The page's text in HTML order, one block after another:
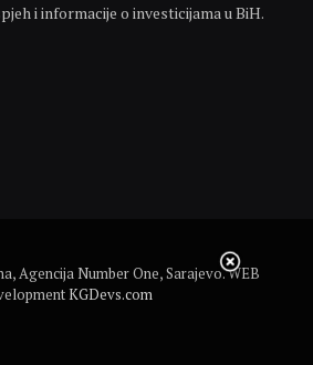
i informacije o investicijama u BiH.
Agencija Number One, Sarajevo. WEB
KGDevs.com